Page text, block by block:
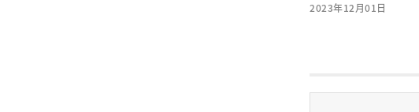
2023年12月01日